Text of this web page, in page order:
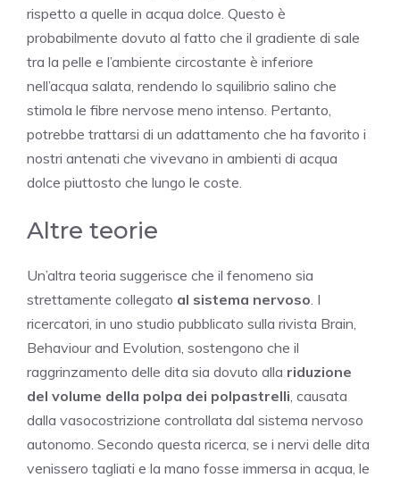
rispetto a quelle in acqua dolce. Questo è
probabilmente dovuto al fatto che il gradiente di sale
tra la pelle e l’ambiente circostante è inferiore
nell’acqua salata, rendendo lo squilibrio salino che
stimola le fibre nervose meno intenso. Pertanto,
potrebbe trattarsi di un adattamento che ha favorito i
nostri antenati che vivevano in ambienti di acqua
dolce piuttosto che lungo le coste.
Altre teorie
Un’altra teoria suggerisce che il fenomeno sia
strettamente collegato al sistema nervoso . I
ricercatori, in uno studio pubblicato sulla rivista Brain,
Behaviour and Evolution, sostengono che il
raggrinzamento delle dita sia dovuto alla riduzione
del volume della polpa dei polpastrelli , causata
dalla vasocostrizione controllata dal sistema nervoso
autonomo. Secondo questa ricerca, se i nervi delle dita
venissero tagliati e la mano fosse immersa in acqua, le